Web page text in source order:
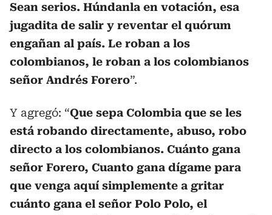
Sean serios. Húndanla en votación, esa
jugadita de salir y reventar el quórum
engañan al país. Le roban a los
colombianos, le roban a los colombianos
señor Andrés Forero”.
Y agregó: “Que sepa Colombia que se les
está robando directamente, abuso, robo
directo a los colombianos. Cuánto gana
señor Forero, Cuanto gana dígame para
que venga aquí simplemente a gritar
cuánto gana el señor Polo Polo, el